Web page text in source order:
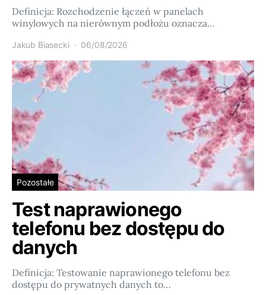
Definicja: Rozchodzenie łączeń w panelach
winylowych na nierównym podłożu oznacza…
Jakub Biasecki 06/08/2026
Pozostałe
Test naprawionego
telefonu bez dostępu do
danych
Definicja: Testowanie naprawionego telefonu bez
dostępu do prywatnych danych to…